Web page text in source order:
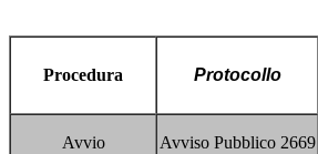
Procedura Protocollo
Avvio Avviso Pubblico 2669